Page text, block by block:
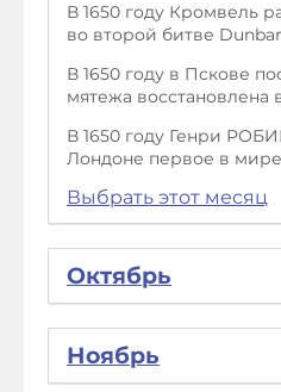
В 1650 году Кромвель
во второй битве
В 1650 году в Пскове
мятежа восстановлена
В 1650 году Генри
Лондоне первое в мире
Выбрать этот месяц
Октябрь
Ноябрь